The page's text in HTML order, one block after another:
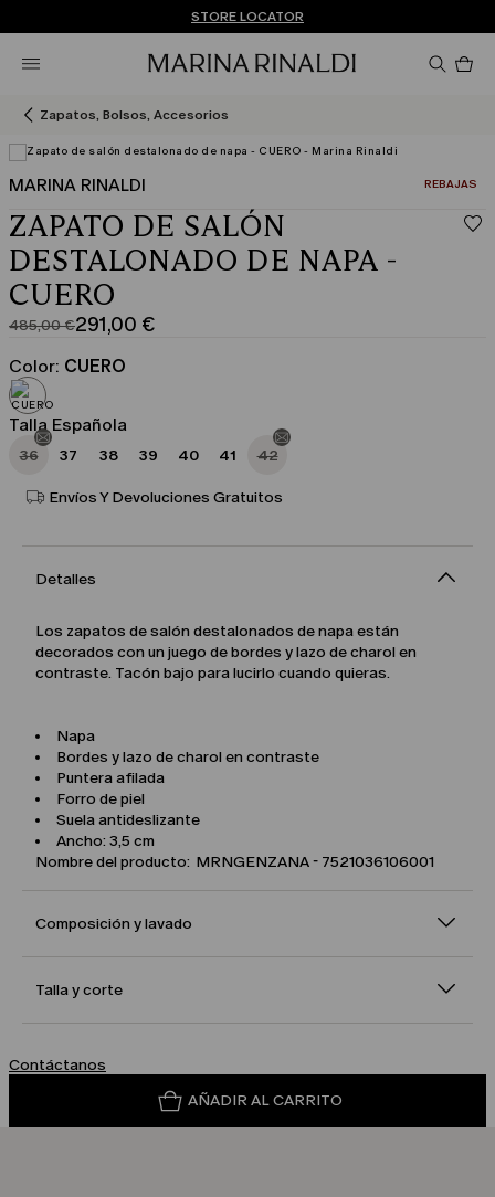
ENVÍO Y DEVOLUCIONES GRATUITOS
¿No tienes una cuenta? REGÍSTRATE AHORA
STORE LOCATOR
Zapatos, Bolsos, Accesorios
MARINA RINALDI CATEGORÍA:
REBAJAS
ZAPATO DE SALÓN
DESTALONADO DE NAPA -
CUERO
485,00 €
Precio
original
485,00
€
291,00 €
Precio
actual
291,00
€
Color: CUERO
Talla Española
36 37 38 39 40 41 42
Envíos Y Devoluciones Gratuitos
Detalles
Los zapatos de salón destalonados de napa están
decorados con un juego de bordes y lazo de charol en
contraste. Tacón bajo para lucirlo cuando quieras.
Napa
Bordes y lazo de charol en contraste
Puntera afilada
Forro de piel
Suela antideslizante
Ancho: 3,5 cm
Nombre del producto: MRNGENZANA - 7521036106001
Composición y lavado
Talla y corte
Contáctanos
AÑADIR AL CARRITO